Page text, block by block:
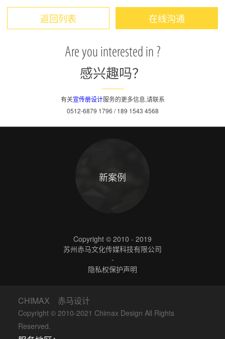
返回列表 在线沟通
Are you interested in ?
感兴趣吗？
有关宣传册设计服务的更多信息,请联系
0512-6879 1796 / 189 1543 4568
新案例
Copyright © 2010 - 2019
苏州赤马文化传媒科技有限公司
-
隐私权保护声明
CHIMAX 赤马设计
Copyright © 2010-2021 Chimax Design All Rights
Reserved.